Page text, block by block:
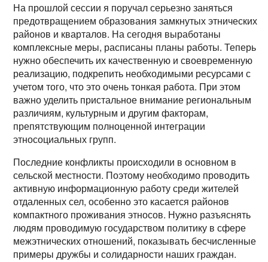
На прошлой сессии я поручал серьезно заняться
предотвращением образования замкнутых этнических
районов и кварталов. На сегодня выработаны
комплексные меры, расписаны планы работы. Теперь
нужно обеспечить их качественную и своевременную
реализацию, подкрепить необходимыми ресурсами с
учетом того, что это очень тонкая работа. При этом
важно уделить пристальное внимание региональным
различиям, культурным и другим факторам,
препятствующим полноценной интеграции
этносоциальных групп.
Последние конфликты происходили в основном в
сельской местности. Поэтому необходимо проводить
активную информационную работу среди жителей
отдаленных сел, особенно это касается районов
компактного проживания этносов. Нужно разъяснять
людям проводимую государством политику в сфере
межэтнических отношений, показывать бесчисленные
примеры дружбы и солидарности наших граждан.